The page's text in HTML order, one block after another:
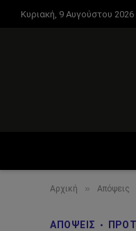
Κυριακή, 9 Αυγούστου 2026
Αρχική » Απόψεις
ΑΠΌΨΕΙΣ